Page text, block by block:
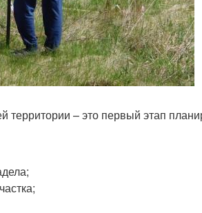
– это первый этап